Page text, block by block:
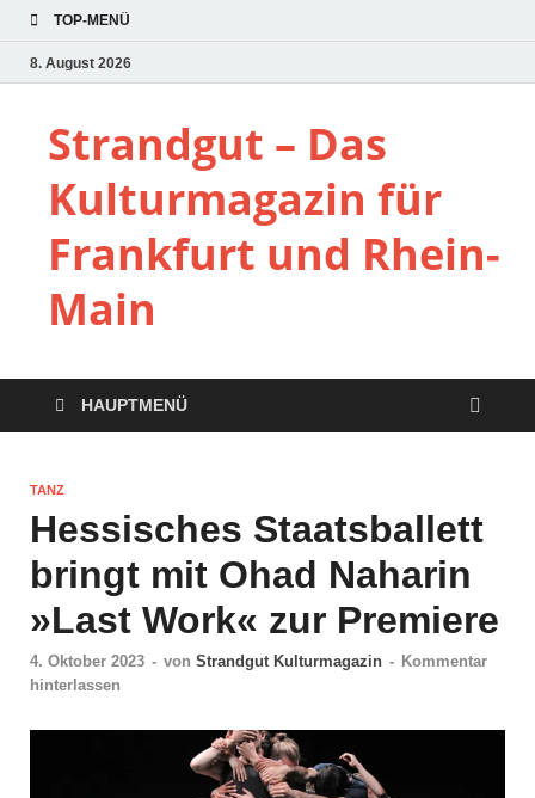
TOP-MENÜ
8. August 2026
Strandgut – Das
Kulturmagazin für
Frankfurt und Rhein-
Main
HAUPTMENÜ
TANZ
Hessisches Staatsballett
bringt mit Ohad Naharin
»Last Work« zur Premiere
4. Oktober 2023 - von Strandgut Kulturmagazin - Kommentar
hinterlassen